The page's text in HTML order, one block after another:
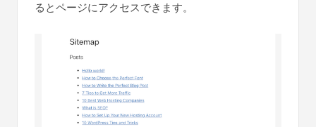
るとページにアクセスできます。